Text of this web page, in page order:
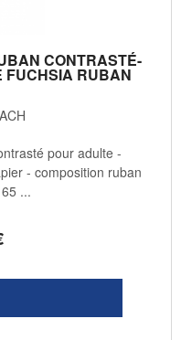
CONTRASTÉ-
FUCHSIA RUBAN
pour adulte -
- composition ruban
...